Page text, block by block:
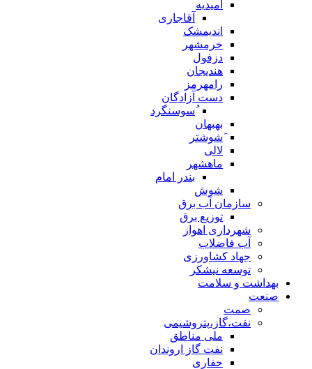
امیدیه
آقاجاری
اندیمشک
خرمشهر
دزفول
هندیجان
رامهرمز
دست آزادگان
ُسوسنگرد
بهبهان
َشوشتر
لالی
ماهشهر
بندر امام
شوش
سازمان آب برق
توزیع برق
شهرداری اهواز
آب فاضلاب
جهاد کشاورزی
توسعه نیشکر
بهداشت و سلامت
صنعت
صمت
نفت،گاز،پتروشیمی
ملی مناطق
نفت گاز اروندان
حفاری